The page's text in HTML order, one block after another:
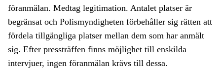
föranmälan. Medtag legitimation. Antalet platser är
begränsat och Polismyndigheten förbehåller sig rätten att
fördela tillgängliga platser mellan dem som har anmält
sig. Efter pressträffen finns möjlighet till enskilda
intervjuer, ingen föranmälan krävs till dessa.